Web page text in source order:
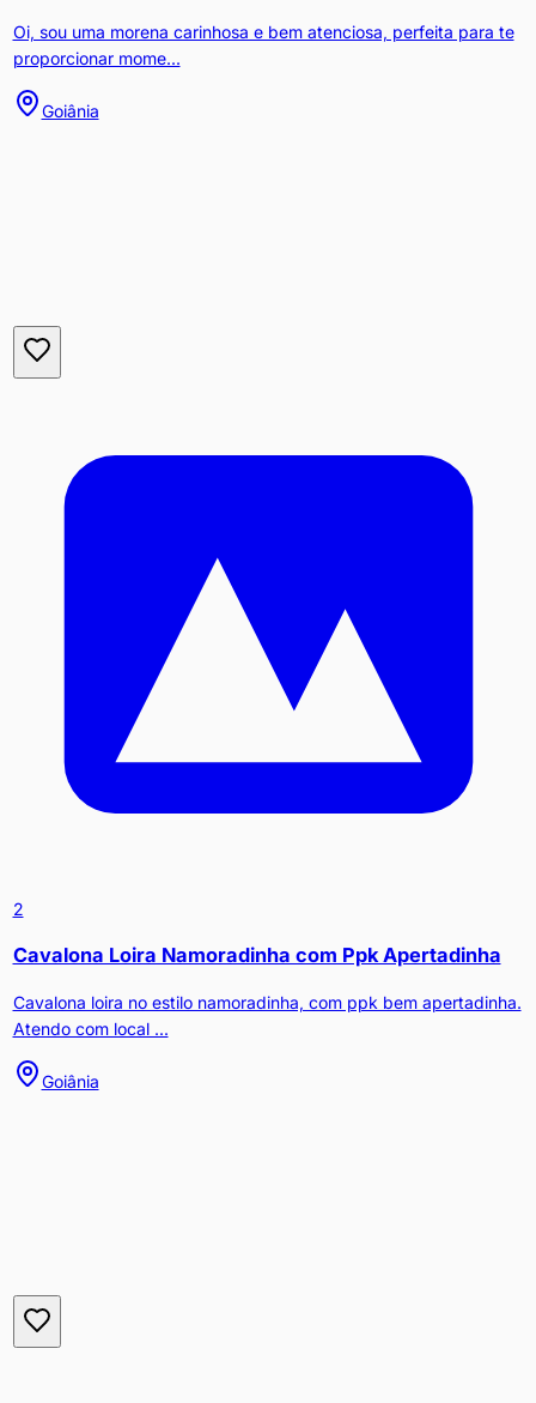
Oi, sou uma morena carinhosa e bem atenciosa, perfeita para te
proporcionar mome...
Goiânia
2
Cavalona Loira Namoradinha com Ppk Apertadinha
Cavalona loira no estilo namoradinha, com ppk bem apertadinha.
Atendo com local ...
Goiânia